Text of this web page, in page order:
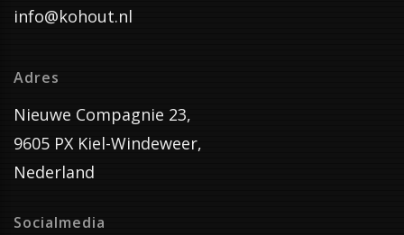
info@kohout.nl
Adres
Nieuwe Compagnie 23,
9605 PX Kiel-Windeweer,
Nederland
Socialmedia